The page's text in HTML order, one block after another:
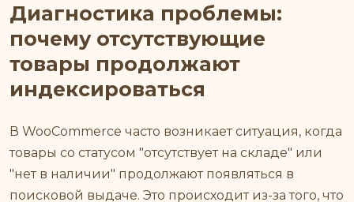
Диагностика проблемы:
почему отсутствующие
товары продолжают
индексироваться
В WooCommerce часто возникает ситуация, когда
товары со статусом "отсутствует на складе" или
"нет в наличии" продолжают появляться в
поисковой выдаче. Это происходит из-за того, что